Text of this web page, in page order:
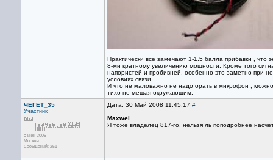
Практически все замечают 1-1.5 балла прибавки , что
8-ми кратному увеличению мощности. Кроме того
напористей и пробивней, особенно это заметно при
условиях связи.
И что не маловажно не надо орать в микрофон , можно
тихо не мешая окружающим.
ЧЕГЕТ_35
Участник
с июн 2005
Москва
Сообщений: 251
Дата: 30 Май 2008 11:45:17 #
Maxwel
Я тоже владелец 817-го, нельзя ль поподробнее